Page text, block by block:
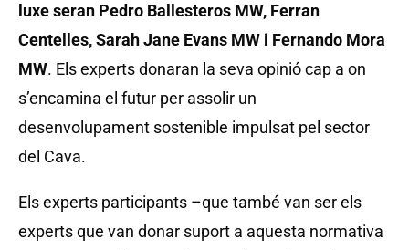
luxe seran Pedro Ballesteros MW, Ferran
Centelles, Sarah Jane Evans MW i Fernando Mora
MW. Els experts donaran la seva opinió cap a on
s’encamina el futur per assolir un
desenvolupament sostenible impulsat pel sector
del Cava.
Els experts participants –que també van ser els
experts que van donar suport a aquesta normativa